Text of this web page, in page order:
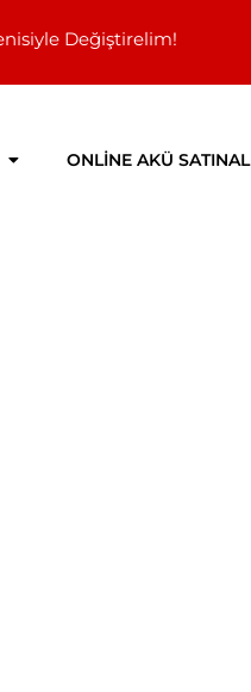
Değiştirelim!
ONLİNE AKÜ SATINAL